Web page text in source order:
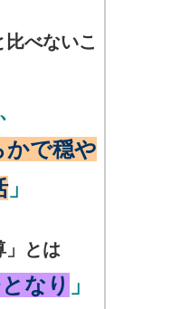
べないこ
、
かで穏や
」
」とは
なり 」